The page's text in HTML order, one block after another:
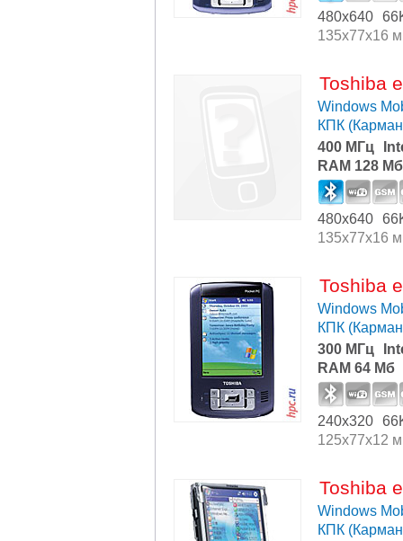
480x640
135x77x16
Toshiba
Windows
КПК
400 МГц
RAM 128 Мб
480x640
135x77x16
Toshiba
Windows
КПК
300 МГц
RAM 64 Мб
240x320
125x77x12
Toshiba
Windows
КПК